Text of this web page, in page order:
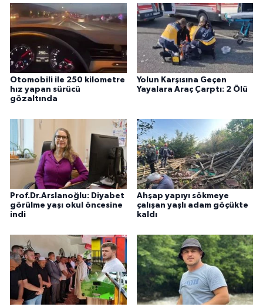
Otomobili ile 250 kilometre
hız yapan sürücü
gözaltında
Yolun Karşısına Geçen
Yayalara Araç Çarptı: 2 Ölü
Prof.Dr.Arslanoğlu: Diyabet
görülme yaşı okul öncesine
indi
Ahşap yapıyı sökmeye
çalışan yaşlı adam göçükte
kaldı